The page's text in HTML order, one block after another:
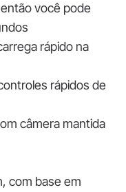
você pode
rápido na
rápidos de
câmera mantida
com base em